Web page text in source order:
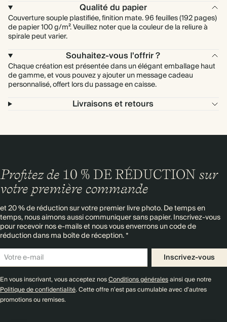
Qualité du papier
Couverture souple plastifiée, finition mate. 96 feuilles (192 pages)
de papier 100 g/m². Veuillez noter que la couleur de la reliure à
spirale peut varier.
Souhaitez-vous l'offrir ?
Chaque création est présentée dans un élégant emballage haut
de gamme, et vous pouvez y ajouter un message cadeau
personnalisé, offert lors du passage en caisse.
Livraisons et retours
Profitez de 10 % DE RÉDUCTION sur
votre première commande
et 20 % de réduction sur votre premier livre photo. De temps en
temps, nous aimons aussi communiquer sans papier. Inscrivez-vous
pour recevoir nos e-mails et nous vous enverrons un code de
réduction dans ma boîte de réception. *
Inscrivez-vous
En vous inscrivant, vous acceptez nosConditions généralesainsi que notre
Politique de confidentialité. Cette offre n'est pas cumulable avec d'autres
promotions ou remises.